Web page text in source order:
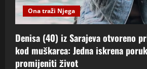
Ona traži Njega
Denisa (40) iz Sarajeva otvoreno
kod muškarca: Jedna iskrena
promijeniti život